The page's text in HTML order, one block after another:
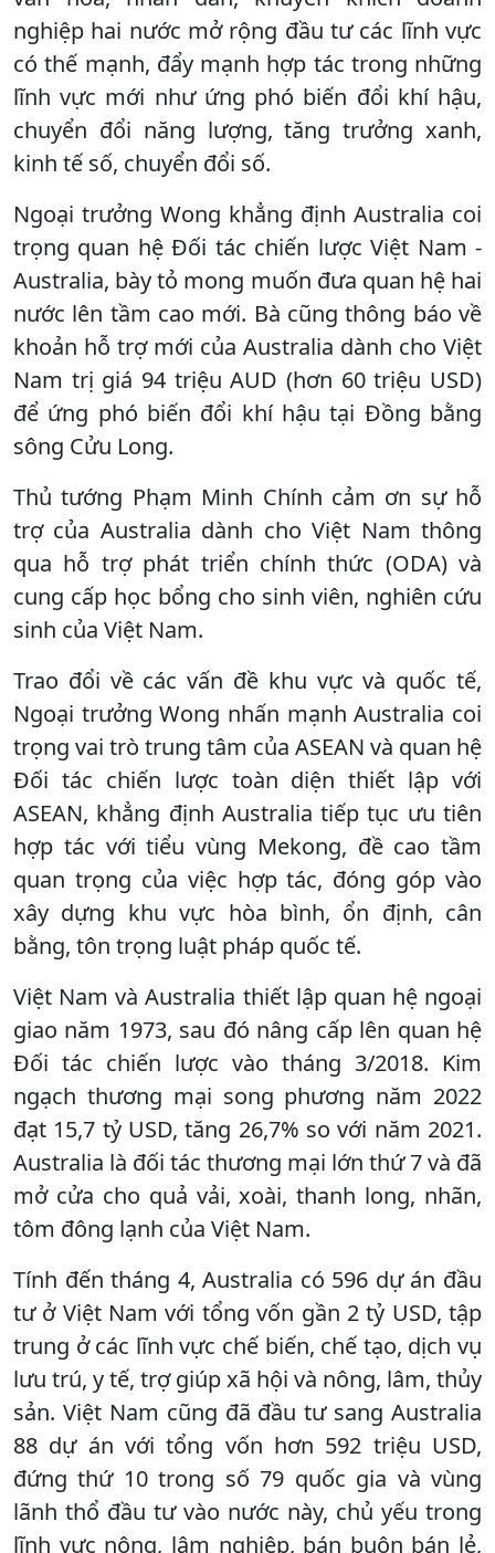
nghiệp hai nước mở rộng đầu tư các lĩnh vực
có thế mạnh, đẩy mạnh hợp tác trong những
lĩnh vực mới như ứng phó biến đổi khí hậu,
chuyển đổi năng lượng, tăng trưởng xanh,
kinh tế số, chuyển đổi số.
Ngoại trưởng Wong khẳng định Australia coi
trọng quan hệ Đối tác chiến lược Việt Nam -
Australia, bày tỏ mong muốn đưa quan hệ hai
nước lên tầm cao mới. Bà cũng thông báo về
khoản hỗ trợ mới của Australia dành cho Việt
Nam trị giá 94 triệu AUD (hơn 60 triệu USD)
để ứng phó biến đổi khí hậu tại Đồng bằng
sông Cửu Long.
Thủ tướng Phạm Minh Chính cảm ơn sự hỗ
trợ của Australia dành cho Việt Nam thông
qua hỗ trợ phát triển chính thức (ODA) và
cung cấp học bổng cho sinh viên, nghiên cứu
sinh của Việt Nam.
Trao đổi về các vấn đề khu vực và quốc tế,
Ngoại trưởng Wong nhấn mạnh Australia coi
trọng vai trò trung tâm của ASEAN và quan hệ
Đối tác chiến lược toàn diện thiết lập với
ASEAN, khẳng định Australia tiếp tục ưu tiên
hợp tác với tiểu vùng Mekong, đề cao tầm
quan trọng của việc hợp tác, đóng góp vào
xây dựng khu vực hòa bình, ổn định, cân
bằng, tôn trọng luật pháp quốc tế.
Việt Nam và Australia thiết lập quan hệ ngoại
giao năm 1973, sau đó nâng cấp lên quan hệ
Đối tác chiến lược vào tháng 3/2018. Kim
ngạch thương mại song phương năm 2022
đạt 15,7 tỷ USD, tăng 26,7% so với năm 2021.
Australia là đối tác thương mại lớn thứ 7 và đã
mở cửa cho quả vải, xoài, thanh long, nhãn,
tôm đông lạnh của Việt Nam.
Tính đến tháng 4, Australia có 596 dự án đầu
tư ở Việt Nam với tổng vốn gần 2 tỷ USD, tập
trung ở các lĩnh vực chế biến, chế tạo, dịch vụ
lưu trú, y tế, trợ giúp xã hội và nông, lâm, thủy
sản. Việt Nam cũng đã đầu tư sang Australia
88 dự án với tổng vốn hơn 592 triệu USD,
đứng thứ 10 trong số 79 quốc gia và vùng
lãnh thổ đầu tư vào nước này, chủ yếu trong
lĩnh vực nông, lâm nghiệp, bán buôn bán lẻ,